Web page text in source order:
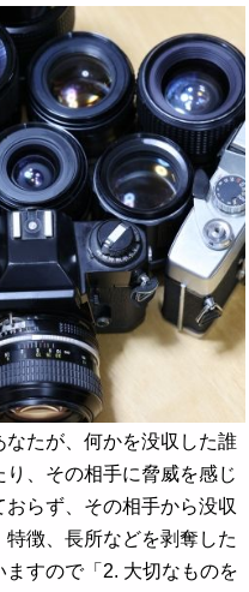
たが、何かを没収した誰
、その相手に脅威を感じ
らず、その相手から没収
徴、長所などを剥奪した
すので「2. 大切なものを